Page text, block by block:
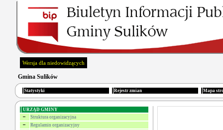
Wersja dla niedowidzących
Gmina Sulików
Statystyki Rejestr zmian Mapa
URZĄD GMINY
Struktura organizacyjna
Regulamin organizacyjny